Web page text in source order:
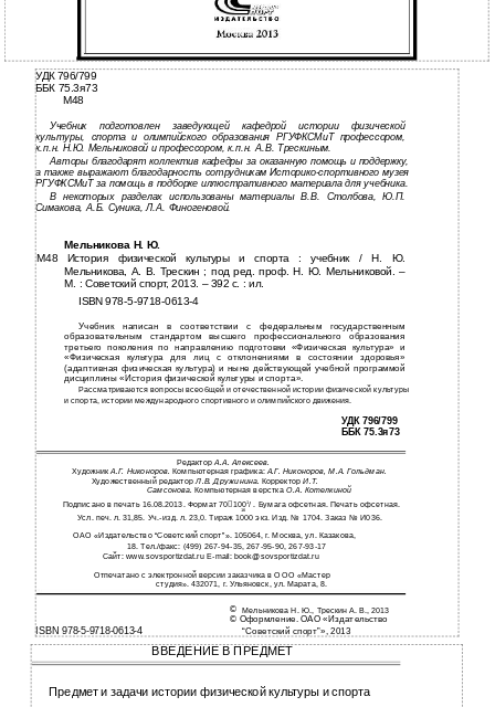
УДК 796/799
ББК 75.3я73
М48
Учебник подготовлен заведующей кафедрой истории физической
культуры, спорта и олимпийского образования РГУФКСМиТ профессором,
к.п.н. Н.Ю. Мельниковой и профессором, к.п.н. А.В. Трескиным.
Авторы благодарят коллектив кафедры за оказанную помощь и поддержку,
а также выражают благодарность сотрудникам Историко-спортивного музея
РГУФКСМиТ за помощь в подборке иллюстративного материала для учебника.
В некоторых разделах использованы материалы В.В. Столбова, Ю.П.
Симакова, А.Б. Суника, Л.А. Финогеновой.
Мельникова Н. Ю.
М48 История физической культуры и спорта : учебник / Н. Ю.
Мельникова, А. В. Трескин ; под ред. проф. Н. Ю. Мельниковой. –
М. : Советский спорт, 2013. – 392 с. : ил.
ISBN 978-5-9718-0613-4
Учебник написан в соответствии с федеральным государственным
образовательным стандартом высшего профессионального образования
третьего поколения по направлению подготовки «Физическая культура» и
«Физическая культура для лиц с отклонениями в состоянии здоровья»
(адаптивная физическая культура) и ныне действующей учебной программой
дисциплины «История физической культуры и спорта».
Рассматриваются вопросы всеобщей и отечественной истории физической культуры
и спорта, истории международного спортивного и олимпийского движения.
УДК 796/799
ББК 75.3я73
РедакторА.А. Алексеев.
ХудожникА.Г. Никоноров. Компьютерная графика:А.Г. Никоноров, М.А. Гольдман.
Художественный редакторЛ.В. Дружинина. КорректорИ.Т.
Самсонова.Компьютерная верстка О.А. Котелкиной
Подписано в печать 16.08.2013. Формат 701001/ . Бумага офсетная. Печать офсетная.
16
Усл. печ. л. 31,85. Уч.-изд. л. 23,0. Тираж 1000 экз. Изд. № 1704. Заказ № И036.
ОАО «Издательство “Советский спорт”». 105064, г. Москва, ул. Казакова,
18. Тел./факс: (499) 267-94-35, 267-95-90, 267-93-17
Сайт: www.sovsportizdat.ru E-mail: book@sovsportizdat.ru
Отпечатано с электронной версии заказчика в ООО «Мастер
студия». 432071, г. Ульяновск, ул. Марата, 8.
© Мельникова Н. Ю., Трескин А. В., 2013
ISBN 978-5-9718-0613-4
© Оформление. ОАО «Издательство
“Советский спорт”», 2013
ВВЕДЕНИЕ В ПРЕДМЕТ
Предмет и задачи истории физической культуры и спорта